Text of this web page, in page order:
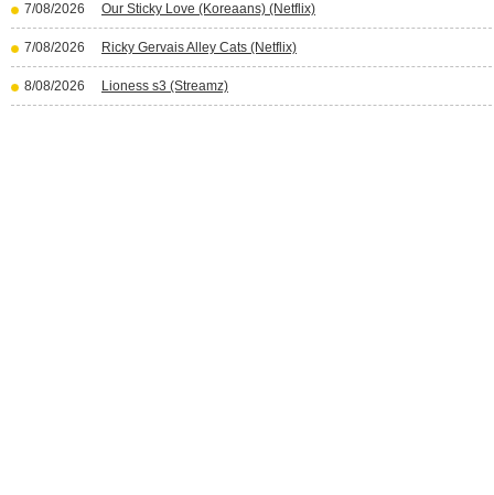
7/08/2026 Our Sticky Love (Koreaans) (Netflix)
7/08/2026 Ricky Gervais Alley Cats (Netflix)
8/08/2026 Lioness s3 (Streamz)